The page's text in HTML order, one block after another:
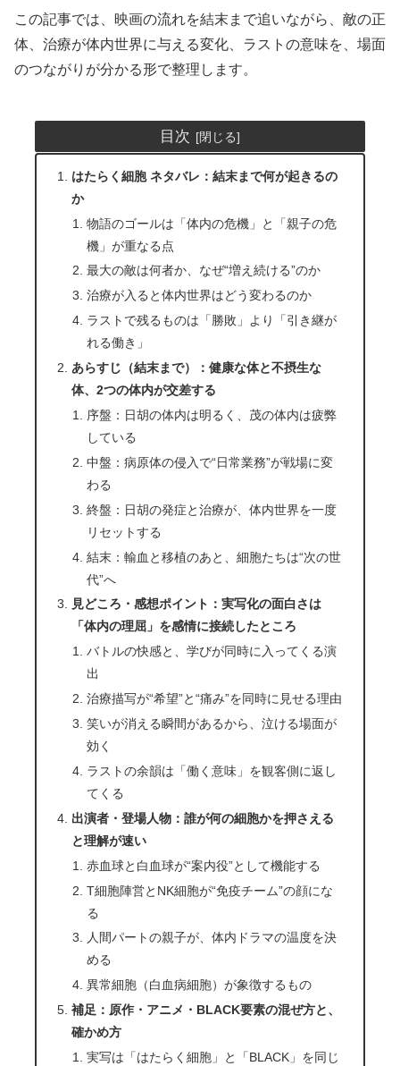
この記事では、映画の流れを結末まで追いながら、敵の正
体、治療が体内世界に与える変化、ラストの意味を、場面
のつながりが分かる形で整理します。
目次
はたらく細胞 ネタバレ：結末まで何が起きるの
か
物語のゴールは「体内の危機」と「親子の危
機」が重なる点
最大の敵は何者か、なぜ“増え続ける”のか
治療が入ると体内世界はどう変わるのか
ラストで残るものは「勝敗」より「引き継が
れる働き」
あらすじ（結末まで）：健康な体と不摂生な
体、2つの体内が交差する
序盤：日胡の体内は明るく、茂の体内は疲弊
している
中盤：病原体の侵入で“日常業務”が戦場に変
わる
終盤：日胡の発症と治療が、体内世界を一度
リセットする
結末：輸血と移植のあと、細胞たちは“次の世
代”へ
見どころ・感想ポイント：実写化の面白さは
「体内の理屈」を感情に接続したところ
バトルの快感と、学びが同時に入ってくる演
出
治療描写が“希望”と“痛み”を同時に見せる理由
笑いが消える瞬間があるから、泣ける場面が
効く
ラストの余韻は「働く意味」を観客側に返し
てくる
出演者・登場人物：誰が何の細胞かを押さえる
と理解が速い
赤血球と白血球が“案内役”として機能する
T細胞陣営とNK細胞が“免疫チーム”の顔にな
る
人間パートの親子が、体内ドラマの温度を決
める
異常細胞（白血病細胞）が象徴するもの
補足：原作・アニメ・BLACK要素の混ぜ方と、
確かめ方
実写は「はたらく細胞」と「BLACK」を同じ